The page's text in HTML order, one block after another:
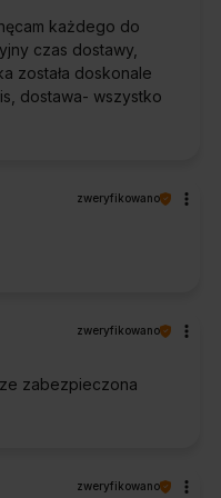
każdego do
czas dostawy,
została doskonale
dostawa- wszystko
zweryfikowano
zweryfikowano
zabezpieczona
zweryfikowano